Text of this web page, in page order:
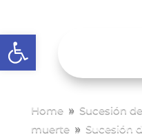
Abrir barra de
Home 9 Sucesión
muerte 9 Sucesión